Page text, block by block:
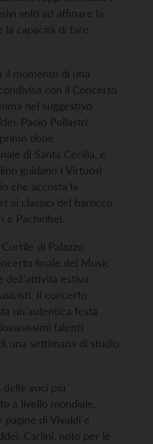
volti ad affinare la
la capacità di fare
il momento di una
con il Concerto
nel suggestivo
Paolo Pollastri
oboe
di Santa Cecilia, e
guidano I Virtuosi
che accosta la
ai classici del barocco
e Pachelbel.
Cortile di Palazzo
finale del Music
dell’attività estiva
Il concerto
un’autentica festa
talenti
una settimana di studio
delle voci più
a livello mondiale,
pagine di Vivaldi e
Carlini, noto per le